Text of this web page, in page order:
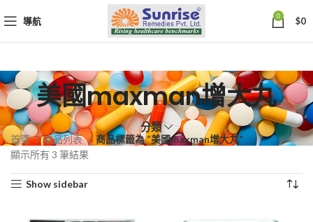
導航 0 $0
美國maxman增大丸
分類
首頁 商品列表
商品標籤為 “美國maxman增大丸”
顯示所有 3 筆結果
Show sidebar